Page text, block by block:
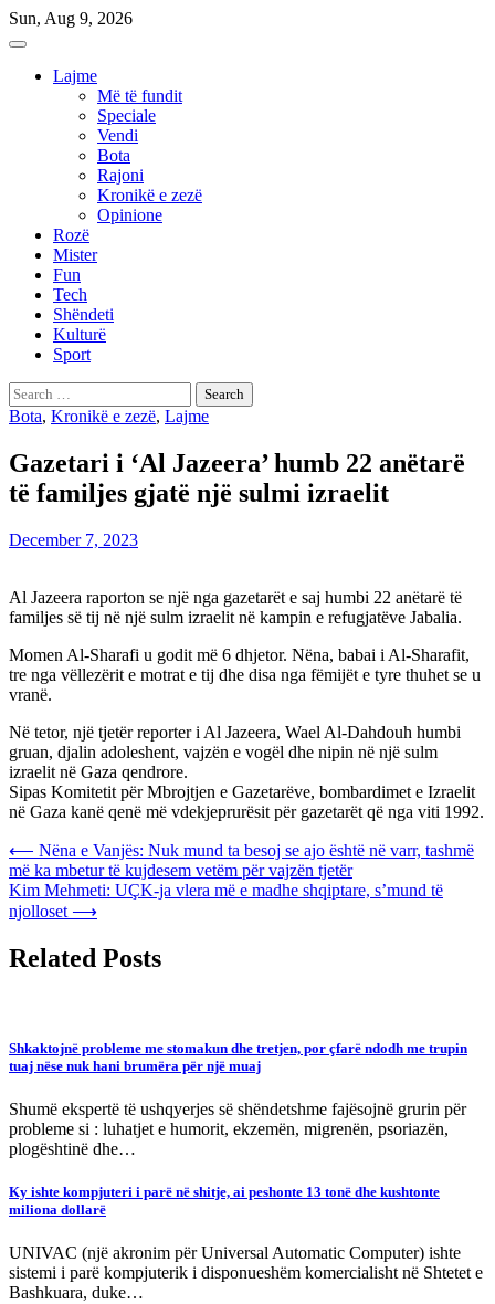
Skip
to
Sun, Aug 9, 2026
Lajme
Më të fundit
Speciale
Vendi
Bota
Rajoni
Kronikë e zezë
Opinione
Rozë
Mister
Fun
Tech
Shëndeti
Kulturë
Sport
Search
for:
Bota, Kronikë e zezë, Lajme
Gazetari i ‘Al Jazeera’ humb 22 anëtarë
të familjes gjatë një sulmi izraelit
December 7, 2023
Al Jazeera raporton se një nga gazetarët e saj humbi 22 anëtarë të
familjes së tij në një sulm izraelit në kampin e refugjatëve Jabalia.
Momen Al-Sharafi u godit më 6 dhjetor. Nëna, babai i Al-Sharafit,
tre nga vëllezërit e motrat e tij dhe disa nga fëmijët e tyre thuhet se u
vranë.
Në tetor, një tjetër reporter i Al Jazeera, Wael Al-Dahdouh humbi
gruan, djalin adoleshent, vajzën e vogël dhe nipin në një sulm
izraelit në Gaza qendrore.
Sipas Komitetit për Mbrojtjen e Gazetarëve, bombardimet e Izraelit
në Gaza kanë qenë më vdekjeprurësit për gazetarët që nga viti 1992.
Post
navigation
⟵ Nëna e Vanjës: Nuk mund ta besoj se ajo është në varr, tashmë
më ka mbetur të kujdesem vetëm për vajzën tjetër
Kim Mehmeti: UÇK-ja vlera më e madhe shqiptare, s’mund të
njolloset ⟶
Related Posts
Shkaktojnë probleme me stomakun dhe tretjen, por çfarë ndodh me trupin
tuaj nëse nuk hani brumëra për një muaj
Shumë ekspertë të ushqyerjes së shëndetshme fajësojnë grurin për
probleme si : luhatjet e humorit, ekzemën, migrenën, psoriazën,
plogështinë dhe…
Ky ishte kompjuteri i parë në shitje, ai peshonte 13 tonë dhe kushtonte
miliona dollarë
UNIVAC (një akronim për Universal Automatic Computer) ishte
sistemi i parë kompjuterik i disponueshëm komercialisht në Shtetet e
Bashkuara, duke…